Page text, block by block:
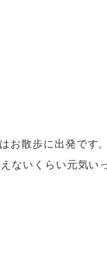
お散歩に出発です
ないくらい元気い